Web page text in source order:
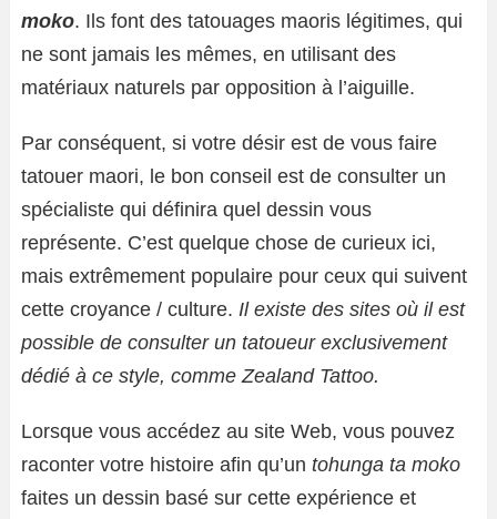
moko. Ils font des tatouages ​​maoris légitimes, qui
ne sont jamais les mêmes, en utilisant des
matériaux naturels par opposition à l’aiguille.
Par conséquent, si votre désir est de vous faire
tatouer maori, le bon conseil est de consulter un
spécialiste qui définira quel dessin vous
représente. C’est quelque chose de curieux ici,
mais extrêmement populaire pour ceux qui suivent
cette croyance / culture. Il existe des sites où il est
possible de consulter un tatoueur exclusivement
dédié à ce style, comme Zealand Tattoo.
Lorsque vous accédez au site Web, vous pouvez
raconter votre histoire afin qu’un tohunga ta moko
faites un dessin basé sur cette expérience et